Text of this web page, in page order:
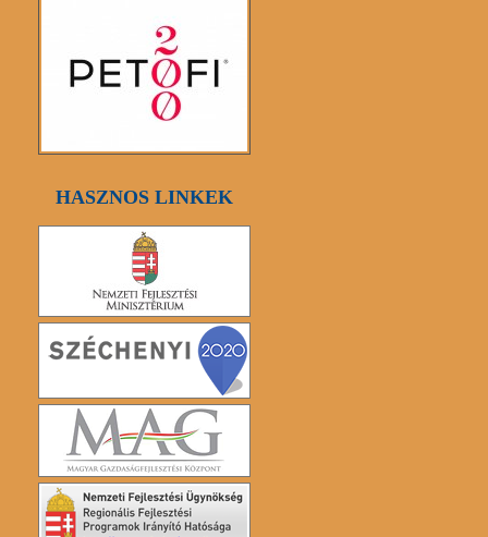
HASZNOS LINKEK